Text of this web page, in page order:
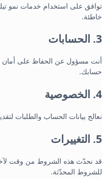
توافق على استخدام خدمات نمو
خاطئة.
3. الحسابات
أنت مسؤول عن الحفاظ على أمان
حسابك.
4. الخصوصية
نعالج بيانات الحساب والطلبات
5. التغييرات
قد نحدّث هذه الشروط من وقت
للشروط المحدّثة.